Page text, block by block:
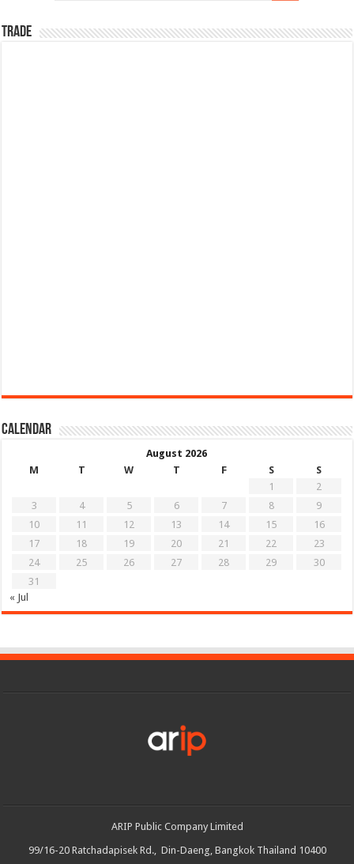
TRADE
Calendar
August 2026
M
T W T F S
S
1
2
3
4 5 6 7 8
9
10
11 12 13 14 15
16
17
18 19 20 21 22
23
24
25 26 27 28 29
30
31
« Jul
ARIP Public Company Limited
99/16-20 Ratchadapisek Rd., Din-Daeng, Bangkok Thailand 10400